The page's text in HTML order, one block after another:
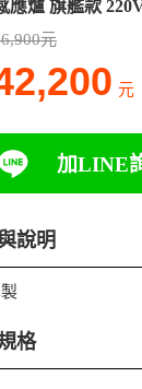
應爐 旗艦款
元
元
加LINE
說明
格